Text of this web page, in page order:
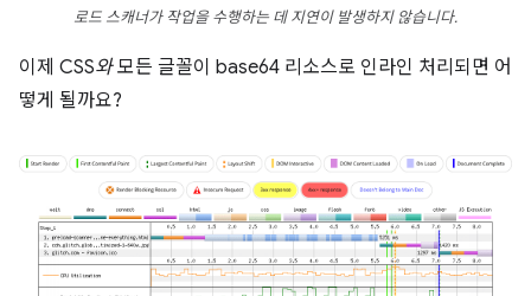
로드 스캐너가 작업을 수행하는 데 지연이 발생하지 않습니다.
이제 CSS와모든 글꼴이 base64 리소스로 인라인 처리되면 어
떻게 될까요?